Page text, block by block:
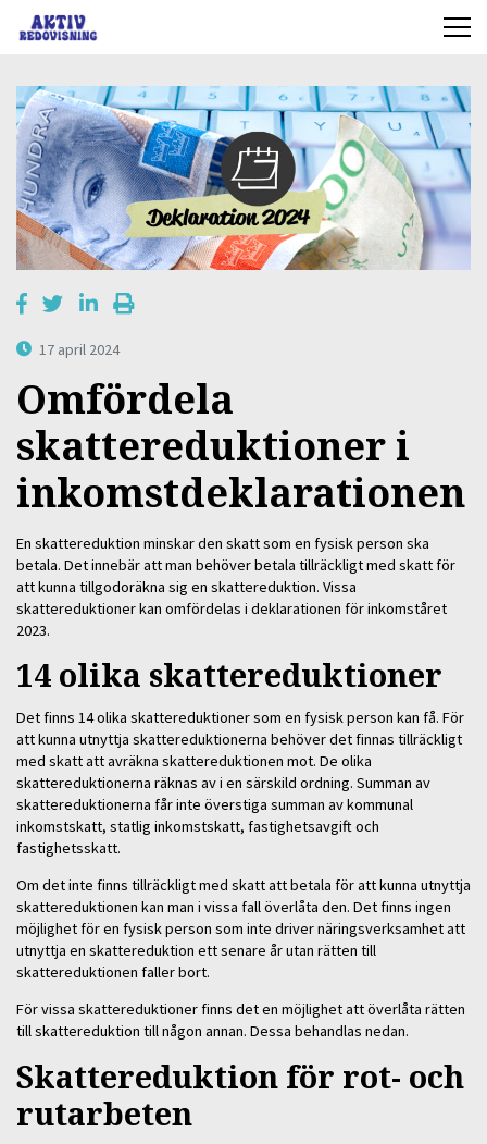
17 april 2024
Omfördela
skattereduktioner i
inkomstdeklarationen
En skattereduktion minskar den skatt som en fysisk person ska
betala. Det innebär att man behöver betala tillräckligt med skatt för
att kunna tillgodoräkna sig en skattereduktion. Vissa
skattereduktioner kan omfördelas i deklarationen för inkomståret
2023.
14 olika skattereduktioner
Det finns 14 olika skattereduktioner som en fysisk person kan få. För
att kunna utnyttja skattereduktionerna behöver det finnas tillräckligt
med skatt att avräkna skattereduktionen mot. De olika
skattereduktionerna räknas av i en särskild ordning. Summan av
skattereduktionerna får inte överstiga summan av kommunal
inkomstskatt, statlig inkomstskatt, fastighetsavgift och
fastighetsskatt.
Om det inte finns tillräckligt med skatt att betala för att kunna utnyttja
skattereduktionen kan man i vissa fall överlåta den. Det finns ingen
möjlighet för en fysisk person som inte driver näringsverksamhet att
utnyttja en skattereduktion ett senare år utan rätten till
skattereduktionen faller bort.
För vissa skattereduktioner finns det en möjlighet att överlåta rätten
till skattereduktion till någon annan. Dessa behandlas nedan.
Skattereduktion för rot- och
rutarbeten